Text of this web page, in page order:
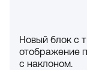
Новый блок с
отображение
с наклоном.